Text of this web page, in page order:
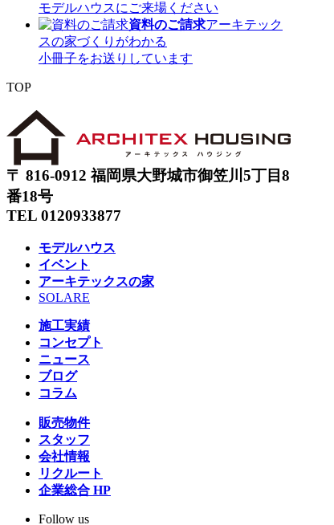
モデルハウスにご来場ください
資料のご請求アーキテック
スの家づくりがわかる
小冊子をお送りしています
TOP
〒 816-0912 福岡県大野城市御笠川5丁目8
番18号
TEL 0120933877
モデルハウス
イベント
アーキテックスの家
SOLARE
施工実績
コンセプト
ニュース
ブログ
コラム
販売物件
スタッフ
会社情報
リクルート
企業総合 HP
Follow us